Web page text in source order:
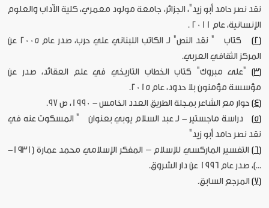
نقد نصر حامد أبو زيد"، الجزائر، جامعة مولود معمري، كلية الآداب والعلوم
الإنسانية، عام 2011 .
[2]
كتاب " نقد النص" لـ الكاتب اللبناني علي حرب، صدر عام 2005 عن
المركز الثقافي العربي.
[3]
"على مبروك" كتاب الخطاب التاريخي في علم العقائد، صدر عن
مؤسسة مؤمنون بلا حدود، عام 2015.
[4]
حوار مع الشاعر بمجلة الطريق العدد الخامس - 1990، ص 97.
[5]
دراسة ماجستير - لـ عبد السلام يوبي بعنوان " المسكوت عنه في
نقد نصر حامد أبو زيد"
[6]
التفسير الماركسي للإسلام – المفكر الإسلامي محمد عمارة (1931-
...)، صدر عام 1996 عن دار الشروق.
[7]
المرجع السابق.